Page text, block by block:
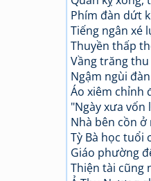
Phím đàn dứt
Tiếng ngân xé
Thuyền thấp
Vầng trăng
Ngậm ngùi
Áo xiêm chỉnh
"Ngày xưa
Nhà bên cồn ở
Tỳ Bà học tuổi
Giáo phường
Thiện tài cũng